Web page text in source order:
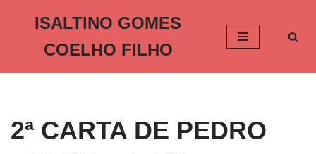
o
ISALTINO GOMES
COELHO FILHO
2ª CARTA DE PEDRO